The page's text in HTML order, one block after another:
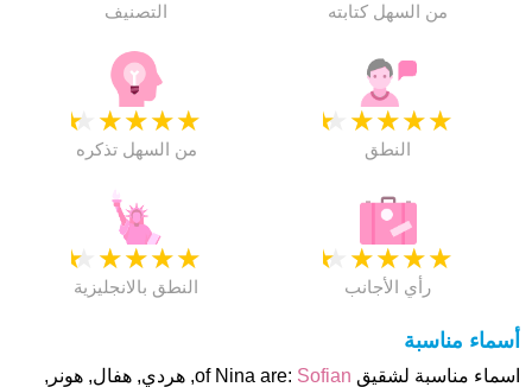
التصنيف من السهل كتابته
★
★
★
★
★
من السهل تذكره
★
★
★
★
★
النطق
★
★
★
★
★
النطق بالانجليزية
★
★
★
★
★
رأي الأجانب
أسماء مناسبة
اسماء مناسبة لشقيق of Nina are: Sofian
, هردي, هفال, هونر,